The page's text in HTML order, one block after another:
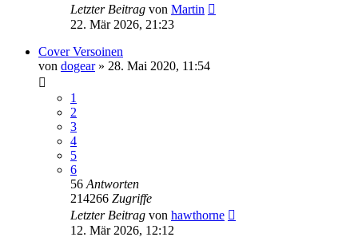
Letzter Beitrag von Martin
22. Mär 2026, 21:23
Cover Versoinen
von dogear» 28. Mai 2020, 11:54
1
2
3
4
5
6
56 Antworten
214266 Zugriffe
Letzter Beitrag von hawthorne
12. Mär 2026, 12:12